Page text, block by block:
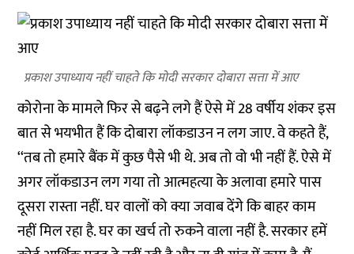
प्रकाश उपाध्याय नहीं चाहते कि मोदी सरकार दोबारा सत्ता में आए
कोरोना के मामले फिर से बढ़ने लगे हैं ऐसे में 28 वर्षीय शंकर इस
बात से भयभीत हैं कि दोबारा लॉकडाउन न लग जाए. वे कहते हैं,
‘‘तब तो हमारे बैंक में कुछ पैसे भी थे. अब तो वो भी नहीं हैं. ऐसे में
अगर लॉकडाउन लग गया तो आत्महत्या के अलावा हमारे पास
दूसरा रास्ता नहीं. घर वालों को क्या जवाब देंगे कि बाहर काम
नहीं मिल रहा है. घर का खर्च तो रुकने वाला नहीं है. सरकार हमें